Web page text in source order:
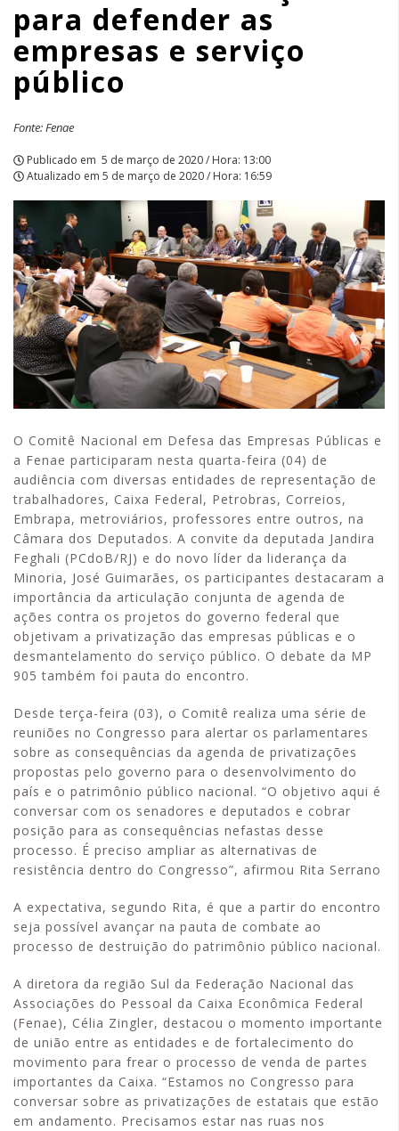
serviço
público
|
APCEF/SP
para defender as
empresas e serviço
público
Fonte: Fenae
Publicado em 5 de março de 2020 / Hora: 13:00
Atualizado em 5 de março de 2020 / Hora: 16:59
O Comitê Nacional em Defesa das Empresas Públicas e
a Fenae participaram nesta quarta-feira (04) de
audiência com diversas entidades de representação de
trabalhadores, Caixa Federal, Petrobras, Correios,
Embrapa, metroviários, professores entre outros, na
Câmara dos Deputados. A convite da deputada Jandira
Feghali (PCdoB/RJ) e do novo líder da liderança da
Minoria, José Guimarães, os participantes destacaram a
importância da articulação conjunta de agenda de
ações contra os projetos do governo federal que
objetivam a privatização das empresas públicas e o
desmantelamento do serviço público. O debate da MP
905 também foi pauta do encontro.
Desde terça-feira (03), o Comitê realiza uma série de
reuniões no Congresso para alertar os parlamentares
sobre as consequências da agenda de privatizações
propostas pelo governo para o desenvolvimento do
país e o patrimônio público nacional. “O objetivo aqui é
conversar com os senadores e deputados e cobrar
posição para as consequências nefastas desse
processo. É preciso ampliar as alternativas de
resistência dentro do Congresso”, afirmou Rita Serrano
A expectativa, segundo Rita, é que a partir do encontro
seja possível avançar na pauta de combate ao
processo de destruição do patrimônio público nacional.
A diretora da região Sul da Federação Nacional das
Associações do Pessoal da Caixa Econômica Federal
(Fenae), Célia Zingler, destacou o momento importante
de união entre as entidades e de fortalecimento do
movimento para frear o processo de venda de partes
importantes da Caixa. “Estamos no Congresso para
conversar sobre as privatizações de estatais que estão
em andamento. Precisamos estar nas ruas nos